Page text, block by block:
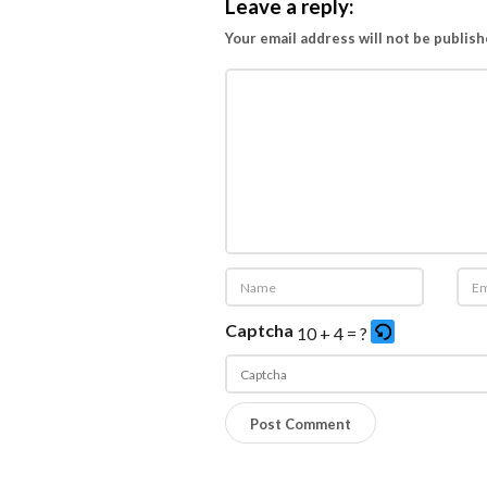
Leave a reply:
Your email address will not be
Captcha 10 + 4 = ?
P